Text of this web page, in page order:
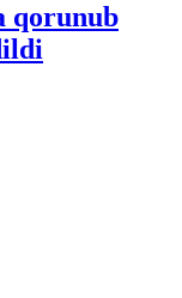
qorunub